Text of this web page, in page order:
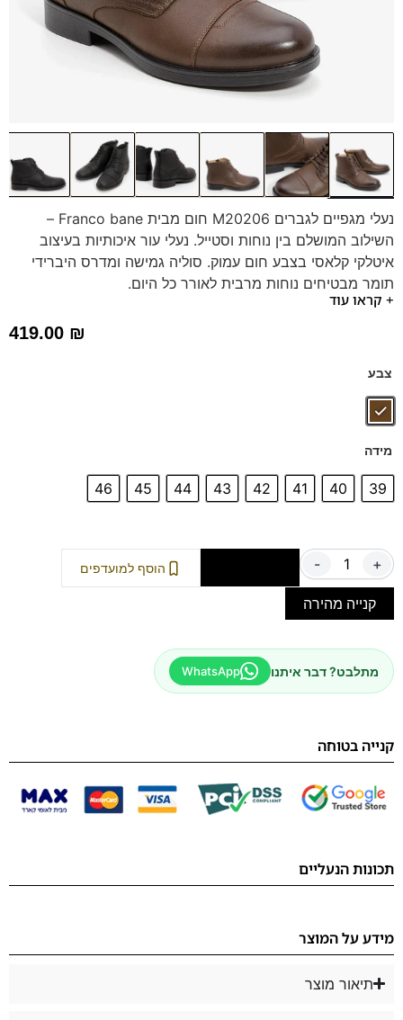
נעלי מגפיים לגברים M20206 חום מבית Franco bane –
השילוב המושלם בין נוחות וסטייל. נעלי עור איכותיות בעיצוב
איטלקי קלאסי בצבע חום עמוק. סוליה גמישה ומדרס היברידי
תומך מבטיחים נוחות מרבית לאורך כל היום.
המגפיים מתאימים לכל אירוע, ומעניקים לך מראה מטופח
+ קראו עוד
419.00 ₪
צבע
מידה
39
40
41
42
43
44
45
46
- + הוסף למועדפים
קנייה מהירה
מתלבט? דבר איתנו WhatsApp
קנייה בטוחה
תכונות הנעליים
מידע על המוצר
תיאור מוצר